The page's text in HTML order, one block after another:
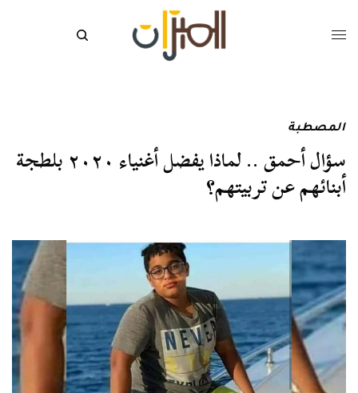
المصطبة
سؤال أحمق .. لماذا يفضل أغنياء ٢٠٢٠ بلطجة
أبنائهم عن تربيتهم؟